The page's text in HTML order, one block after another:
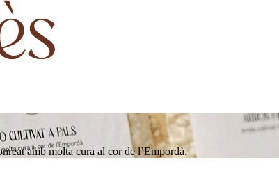
amb molta cura al cor de l’Empordà.